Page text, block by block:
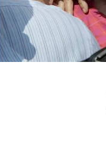
fragen & hilfe
unterstützen
abo